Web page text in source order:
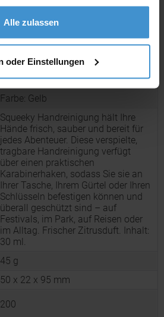
Alle zulassen
oder Einstellungen
bestellen
zu diesem Werbeartikel
CPO12641711
Squeeky Handreinigung
Farbe: Gelb
Squeeky Handreinigung hält Ihre
Hände frisch, sauber und bereit für
jedes Abenteuer. Diese verspielte,
tragbare Handreinigung verfügt
über einen praktischen
Karabinerhaken, sodass Sie sie an
Ihrer Tasche, Ihrem Gürtel oder Ihren
Schlüsseln befestigen können und
überall geschützt sind – auf
Festivals, im Park, auf Reisen oder
im Alltag. Frischer Zitrusduft. Inhalt:
30 ml.
45 g
50 x 22 x 95 mm
200